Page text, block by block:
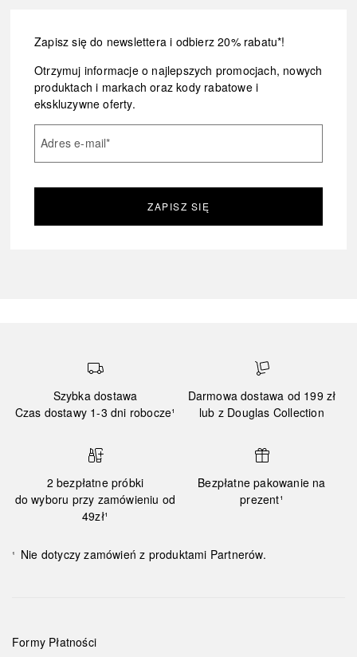
Zapisz się do newslettera i odbierz 20% rabatu*!
Otrzymuj informacje o najlepszych promocjach, nowych
produktach i markach oraz kody rabatowe i
ekskluzywne oferty.
Adres e-mail*
ZAPISZ SIĘ
Szybka dostawa
Czas dostawy 1-3 dni robocze¹
Darmowa dostawa od 199 zł
lub z Douglas Collection
2 bezpłatne próbki
do wyboru przy zamówieniu od
49zł¹
Bezpłatne pakowanie na
prezent¹
¹ Nie dotyczy zamówień z produktami Partnerów.
Formy Płatności